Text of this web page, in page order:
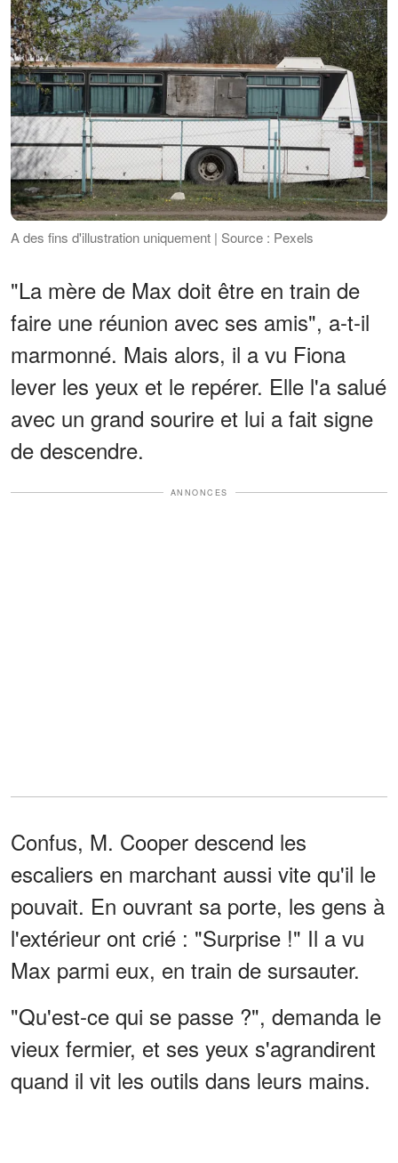
A des fins d'illustration uniquement | Source : Pexels
"La mère de Max doit être en train de
faire une réunion avec ses amis", a-t-il
marmonné. Mais alors, il a vu Fiona
lever les yeux et le repérer. Elle l'a salué
avec un grand sourire et lui a fait signe
de descendre.
ANNONCES
Confus, M. Cooper descend les
escaliers en marchant aussi vite qu'il le
pouvait. En ouvrant sa porte, les gens à
l'extérieur ont crié : "Surprise !" Il a vu
Max parmi eux, en train de sursauter.
"Qu'est-ce qui se passe ?", demanda le
vieux fermier, et ses yeux s'agrandirent
quand il vit les outils dans leurs mains.